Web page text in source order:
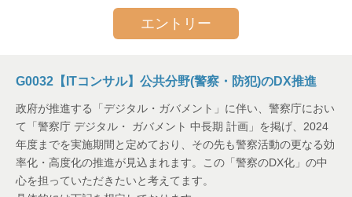
エントリー
G0032【ITコンサル】公共分野(警察・防犯)のDX推進
政府が推進する「デジタル・ガバメント」に伴い、警察庁におい
て「警察庁 デジタル・ ガバメント 中長期 計画」を掲げ、2024
年度までを実施期間と定めており、その先も警察活動の更なる効
率化・高度化の推進が見込まれます。この「警察のDX化」の中
心を担っていただきたいと考えてます。